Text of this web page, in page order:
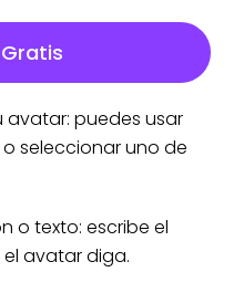
avatar: puedes usar
seleccionar uno de
o texto: escribe el
avatar diga.